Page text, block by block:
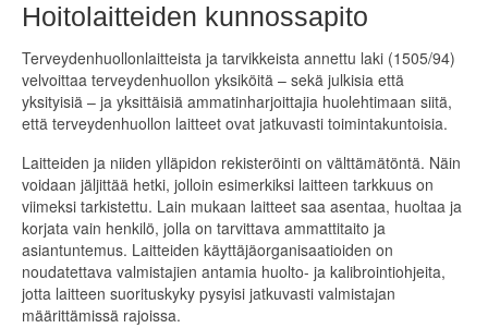
OTA YHTEYTTÄ
Hoitolaitteiden kunnossapito
Terveydenhuollonlaitteista ja tarvikkeista annettu laki (1505/94)
velvoittaa terveydenhuollon yksiköitä – sekä julkisia että
yksityisiä – ja yksittäisiä ammatinharjoittajia huolehtimaan siitä,
että terveydenhuollon laitteet ovat jatkuvasti toimintakuntoisia.
Laitteiden ja niiden ylläpidon rekisteröinti on välttämätöntä. Näin
voidaan jäljittää hetki, jolloin esimerkiksi laitteen tarkkuus on
viimeksi tarkistettu. Lain mukaan laitteet saa asentaa, huoltaa ja
korjata vain henkilö, jolla on tarvittava ammattitaito ja
asiantuntemus. Laitteiden käyttäjäorganisaatioiden on
noudatettava valmistajien antamia huolto- ja kalibrointiohjeita,
jotta laitteen suorituskyky pysyisi jatkuvasti valmistajan
määrittämissä rajoissa.